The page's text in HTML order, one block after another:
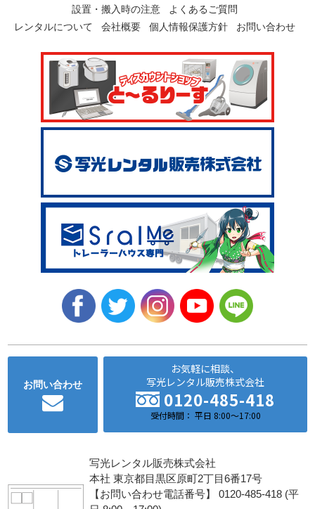
設置・搬入時の注意
よくあるご質問
レンタルについて
会社概要 個人情報保護方針 お問い合わせ
お問い合わせ
お気軽に相談、
写光レンタル販売株式会社
0120-485-418
受付時間： 平日 8:00～17:00
写光レンタル販売株式会社
本社 東京都目黒区原町2丁目6番17号
【お問い合わせ電話番号】 0120-485-418 (平